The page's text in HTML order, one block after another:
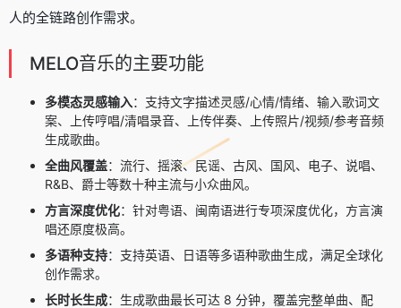
人的全链路创作需求。
MELO音乐的主要功能
多模态灵感输入：支持文字描述灵感/心情/情绪、输入歌词文
案、上传哼唱/清唱录音、上传伴奏、上传照片/视频/参考音频
生成歌曲。
全曲风覆盖：流行、摇滚、民谣、古风、国风、电子、说唱、
R&B、爵士等数十种主流与小众曲风。
方言深度优化：针对粤语、闽南语进行专项深度优化，方言演
唱还原度极高。
多语种支持：支持英语、日语等多语种歌曲生成，满足全球化
创作需求。
长时长生成：生成歌曲最长可达 8 分钟，覆盖完整单曲、配